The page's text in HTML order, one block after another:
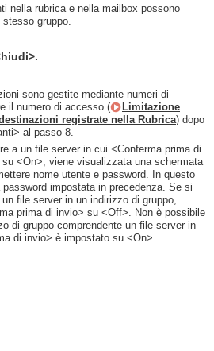
nella rubrica e nella mailbox possono
gruppo.
sono gestite mediante numeri di
il numero di accesso (
Limitazione
registrate nella Rubrica) dopo
al passo 8.
a un file server in cui <Conferma prima di
<On>, viene visualizzata una schermata
nome utente e password. In questo
impostata in precedenza. Se si
file server in un indirizzo di gruppo,
prima di invio> su <Off>. Non è possibile
di gruppo comprendente un file server in
di invio> è impostato su <On>.